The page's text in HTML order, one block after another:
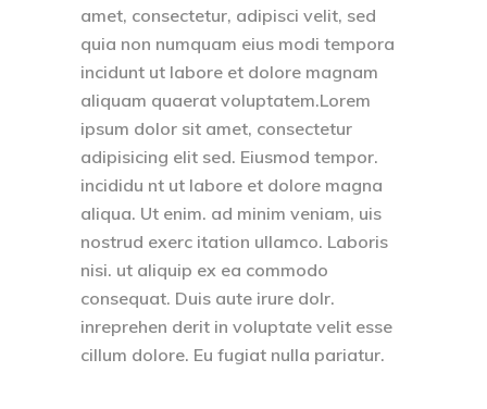
amet, consectetur, adipisci velit, sed
quia non numquam eius modi tempora
incidunt ut labore et dolore magnam
aliquam quaerat voluptatem.Lorem
ipsum dolor sit amet, consectetur
adipisicing elit sed. Eiusmod tempor.
incididu nt ut labore et dolore magna
aliqua. Ut enim. ad minim veniam, uis
nostrud exerc itation ullamco. Laboris
nisi. ut aliquip ex ea commodo
consequat. Duis aute irure dolr.
inreprehen derit in voluptate velit esse
cillum dolore. Eu fugiat nulla pariatur.